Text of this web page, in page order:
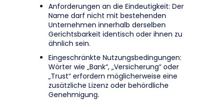
Anforderungen an die Eindeutigkeit: Der
Name darf nicht mit bestehenden
Unternehmen innerhalb derselben
Gerichtsbarkeit identisch oder ihnen zu
ähnlich sein.
Eingeschränkte Nutzungsbedingungen:
Wörter wie „Bank“, „Versicherung“ oder
„Trust“ erfordern möglicherweise eine
zusätzliche Lizenz oder behördliche
Genehmigung.